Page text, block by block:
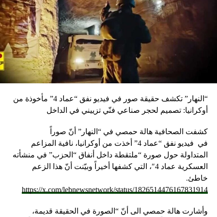
RELATED TOPICS:
ما نشهده في مستشفى صيدا سببه غياب سياسة
الأخبار : سلامة يقود إضراب مصرف لبنان‎!‎ ابعد من الحقوق
المكتسبة
“النهار” تكشف حقيقة صور في فيديو نفق “عماد 4” مأخوذة من
أوكرانيا: تصميم لحجر صناعي فنّي تزييني في الداخل
كشفت الصحافية هالة حمصي في “النهار” أنّ صوراً
في فيديو
نفق “عماد 4” أخذت من أوكرانيا، نافية المزاعم
المتداولة حول صورة “ملتقطة داخل أنفاق “الحزب” في منشأته
العسكرية عماد 4″، التي كشفها أخيراً وبيّنت أنّ هذا الزعم
خاطئ.
https://x.com/lebnewsnetwork/status/1826514476167831914
وأشارت هالة حمصي الى أنّ “الصورة في الحقيقة قديمة،